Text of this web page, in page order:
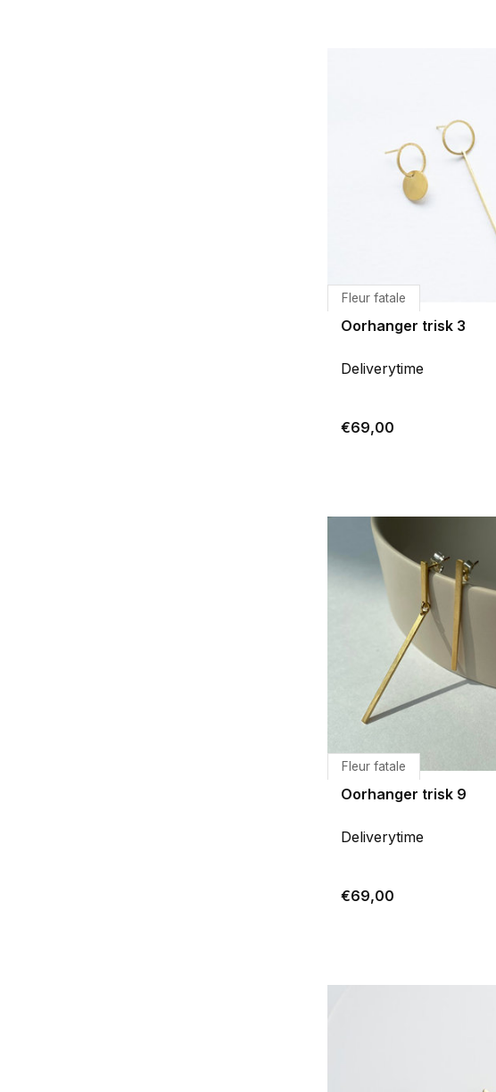
Fleur fatale
Oorhanger trisk 3
Deliverytime
€69,00
Fleur fatale
Oorhanger trisk 9
Deliverytime
€69,00